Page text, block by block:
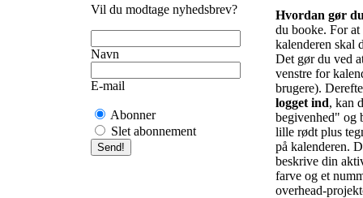
Vil du modtage nyhedsbrev?
Navn
E-mail
Abonner
Slet abonnement
Hvordan gør
du booke. For
kalenderen skal
Det gør du ved
venstre for
brugere).
logget ind, kan
begivenhed" og
lille rødt plus
på kalenderen.
beskrive din
farve og et
overhead-